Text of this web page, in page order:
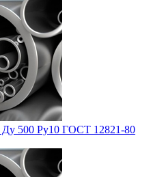
Ду 500 Ру10 ГОСТ 12821-80